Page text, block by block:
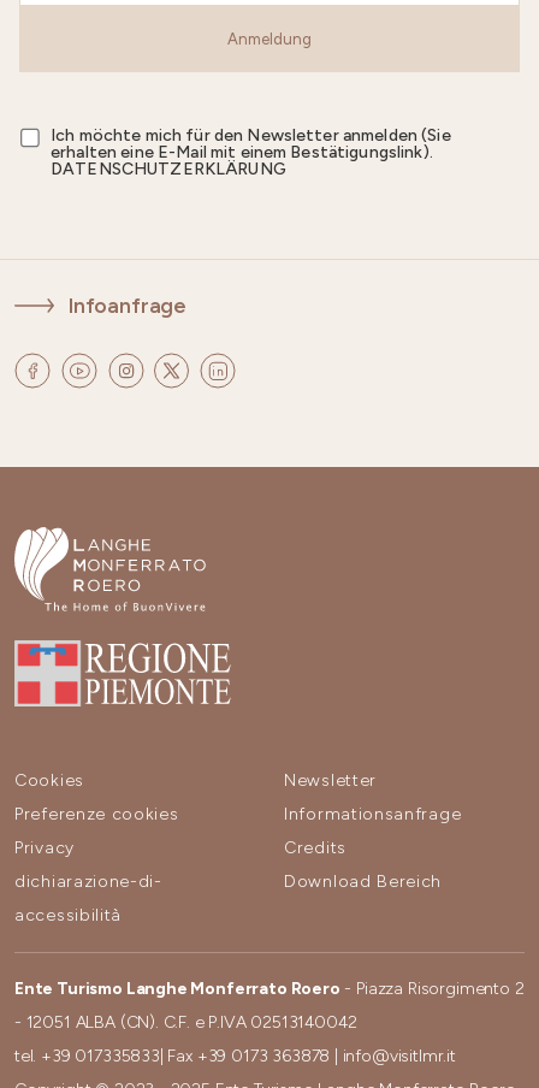
Anmeldung
Ich möchte mich für den Newsletter anmelden (Sie
erhalten eine E-Mail mit einem Bestätigungslink).
DATENSCHUTZERKLÄRUNG
Infoanfrage
Cookies
Preferenze cookies
Privacy
dichiarazione-di-
accessibilità
Newsletter
Informationsanfrage
Credits
Download Bereich
Ente Turismo Langhe Monferrato Roero - Piazza Risorgimento 2
- 12051 ALBA (CN). C.F. e P.IVA 02513140042
tel. +39 017335833 | Fax +39 0173 363878
info@visitlmr.it